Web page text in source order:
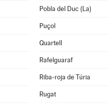
Pobla del Duc (La)
Puçol
Quartell
Rafelguaraf
Riba-roja de Túria
Rugat